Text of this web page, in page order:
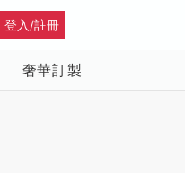
登入/註冊
奢華訂製